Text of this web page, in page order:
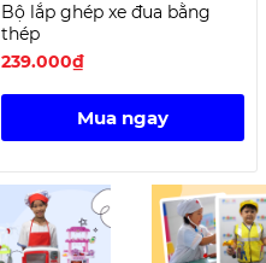
Bộ lắp ghép xe đua bằng
thép
239.000₫
Mua ngay